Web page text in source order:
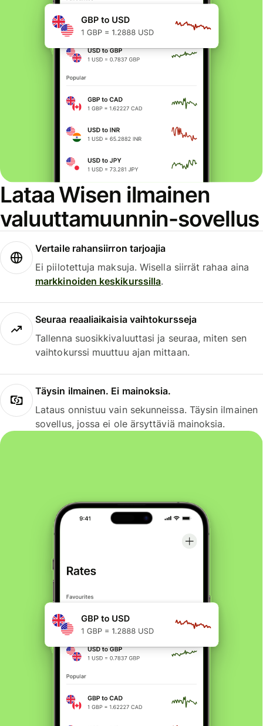
Lataa Wisen ilmainen
valuuttamuunnin-sovellus
Vertaile rahansiirron tarjoajia
Ei piilotettuja maksuja. Wisella siirrät rahaa aina
markkinoiden keskikurssilla.
Seuraa reaaliaikaisia vaihtokursseja
Tallenna suosikkivaluuttasi ja seuraa, miten sen
vaihtokurssi muuttuu ajan mittaan.
Täysin ilmainen. Ei mainoksia.
Lataus onnistuu vain sekunneissa. Täysin ilmainen
sovellus, jossa ei ole ärsyttäviä mainoksia.